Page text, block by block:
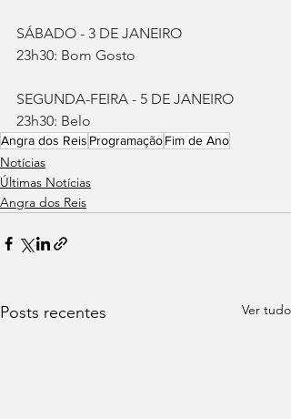
SÁBADO - 3 DE JANEIRO
23h30: Bom Gosto
SEGUNDA-FEIRA - 5 DE JANEIRO
23h30: Belo
Angra dos Reis ProgramaçãoFim de Ano
Notícias
Últimas Notícias
Angra dos Reis
Posts recentes Ver tudo